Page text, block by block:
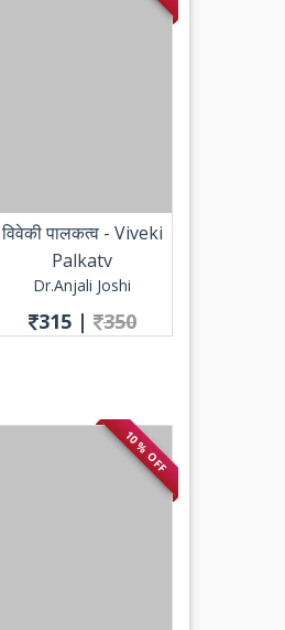
विवेकी पालकत्व - Viveki
Palkatv
Dr.Anjali Joshi
315 | 350
10 % OFF